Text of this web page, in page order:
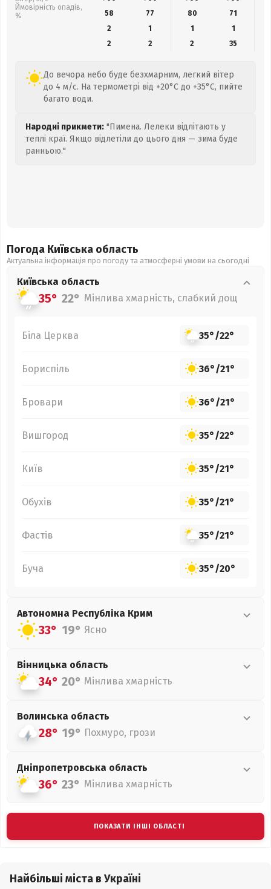
Ймовірність опадів,
%
58
77 80 71
2
1 1
1
2
2 2 35
До вечора небо буде безхмарним, легкий вітер
до 4 м/с. На термометрі від +20°C до +35°C, пийте
багато води.
Народні прикмети: "Пимена. Лелеки відлітають у
теплі краї. Якщо відлетіли до цього дня — зима буде
ранньою."
Погода Київська область
Актуальна інформація про погоду та атмосферні умови на сьогодні
Київська область
35° 22° Мінлива хмарність, слабкий дощ
Біла Церква 35°/22°
Бориспіль 36°/21°
Бровари 36°/21°
Вишгород 35°/22°
Київ 35°/21°
Обухів 35°/21°
Фастів 35°/21°
Буча 35°/20°
Автономна Республіка Крим
33° 19° Ясно
Вінницька область
34° 20° Мінлива хмарність
Волинська область
28° 19° Похмуро, грози
Дніпропетровська область
36° 23° Мінлива хмарність
ПОКАЗАТИ ІНШІ ОБЛАСТІ
Найбільші міста в Україні